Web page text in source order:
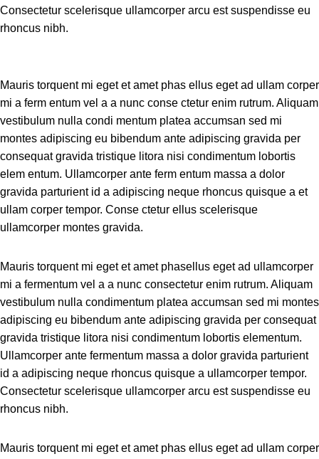
Consectetur scelerisque ullamcorper arcu est suspendisse eu
rhoncus nibh.
Mauris torquent mi eget et amet phas ellus eget ad ullam corper
mi a ferm entum vel a a nunc conse ctetur enim rutrum. Aliquam
vestibulum nulla condi mentum platea accumsan sed mi
montes adipiscing eu bibendum ante adipiscing gravida per
consequat gravida tristique litora nisi condimentum lobortis
elem entum. Ullamcorper ante ferm entum massa a dolor
gravida parturient id a adipiscing neque rhoncus quisque a et
ullam corper tempor. Conse ctetur ellus scelerisque
ullamcorper montes gravida.
Mauris torquent mi eget et amet phasellus eget ad ullamcorper
mi a fermentum vel a a nunc consectetur enim rutrum. Aliquam
vestibulum nulla condimentum platea accumsan sed mi montes
adipiscing eu bibendum ante adipiscing gravida per consequat
gravida tristique litora nisi condimentum lobortis elementum.
Ullamcorper ante fermentum massa a dolor gravida parturient
id a adipiscing neque rhoncus quisque a ullamcorper tempor.
Consectetur scelerisque ullamcorper arcu est suspendisse eu
rhoncus nibh.
Mauris torquent mi eget et amet phas ellus eget ad ullam corper